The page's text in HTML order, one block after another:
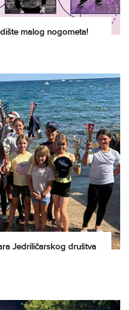
malog nogometa!
Jedriličarskog društva